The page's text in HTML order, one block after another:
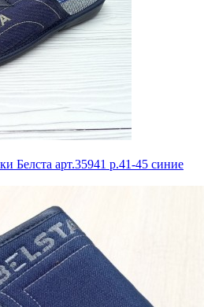
Белста арт.35941 р.41-45 синие